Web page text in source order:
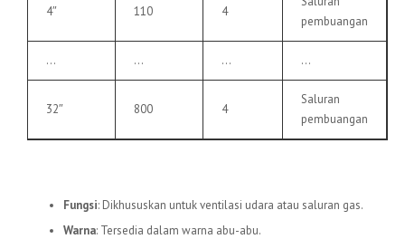
4″ 110 4
pembuangan
… … … …
32″ 800 4
Saluran
pembuangan
Fungsi: Dikhususkan untuk ventilasi udara atau saluran gas.
Warna: Tersedia dalam warna abu-abu.